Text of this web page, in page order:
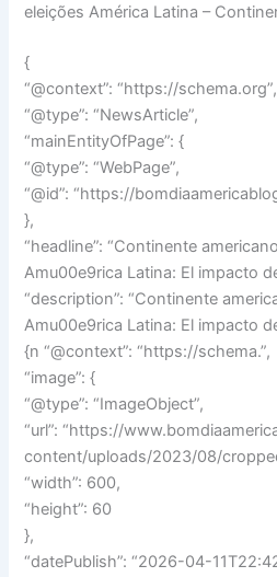
eleições América Latina –
{
“@context”: “https://schema.org”,
“@type”: “NewsArticle”,
“mainEntityOfPage”: {
“@type”: “WebPage”,
“@id”: “https://
},
“headline”: “Continente
Amu00e9rica Latina: El impacto
“description”: “Continente
Amu00e9rica Latina: El impacto
{n “@context”: “https://schema.”,
“image”: {
“@type”: “ImageObject”,
“url”: “https://
content/uploads/2023/08/
“width”: 600,
“height”: 60
},
“datePublish”: “2026-04-